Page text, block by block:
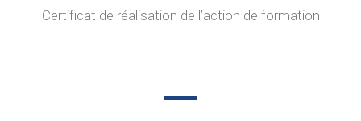
Certificat de réalisation de l’action de formation